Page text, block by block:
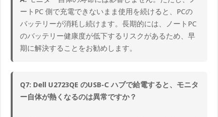
ートPC 側で充電できないまま使用を続けると、PCの
バッテリーが消耗し続けます。長期的には、ノートPC
のバッテリー健康度が低下するリスクがあるため、早
期に解決することをお勧めします。
Q7: Dell U2723QE のUSB-C ハブで給電すると、モニタ
ー自体が熱くなるのは異常ですか？